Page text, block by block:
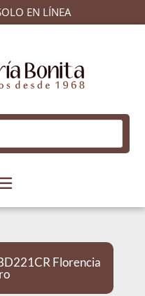
EN LÍNEA
Florencia